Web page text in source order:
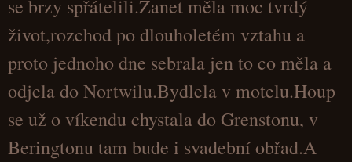
se brzy spřátelili.Žanet měla moc tvrdý
život,rozchod po dlouholetém vztahu a
proto jednoho dne sebrala jen to co měla a
odjela do Nortwilu.Bydlela v motelu.Houp
se už o víkendu chystala do Grenstonu, v
Beringtonu tam bude i svadební obřad.A